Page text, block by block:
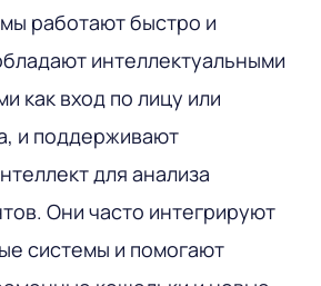
работают быстро и
интеллектуальными
как вход по лицу или
и поддерживают
для анализа
Они часто интегрируют
системы и помогают